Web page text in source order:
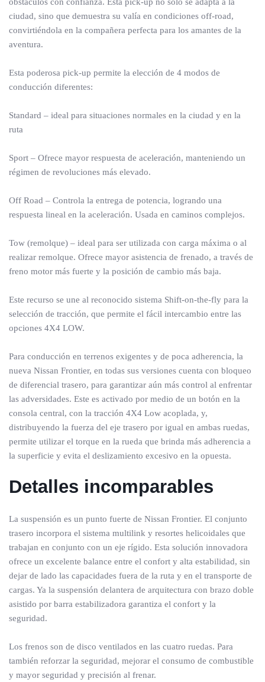
ciudad, sino que demuestra su valía en condiciones off-road,
convirtiéndola en la compañera perfecta para los amantes de la
aventura.
Esta poderosa pick-up permite la elección de 4 modos de
conducción diferentes:
Standard – ideal para situaciones normales en la ciudad y en la
ruta
Sport – Ofrece mayor respuesta de aceleración, manteniendo un
régimen de revoluciones más elevado.
Off Road – Controla la entrega de potencia, logrando una
respuesta lineal en la aceleración. Usada en caminos complejos.
Tow (remolque) – ideal para ser utilizada con carga máxima o al
realizar remolque. Ofrece mayor asistencia de frenado, a través de
freno motor más fuerte y la posición de cambio más baja.
Este recurso se une al reconocido sistema Shift-on-the-fly para la
selección de tracción, que permite el fácil intercambio entre las
opciones 4X4 LOW.
Para conducción en terrenos exigentes y de poca adherencia, la
nueva Nissan Frontier, en todas sus versiones cuenta con bloqueo
de diferencial trasero, para garantizar aún más control al enfrentar
las adversidades. Este es activado por medio de un botón en la
consola central, con la tracción 4X4 Low acoplada, y,
distribuyendo la fuerza del eje trasero por igual en ambas ruedas,
permite utilizar el torque en la rueda que brinda más adherencia a
la superficie y evita el deslizamiento excesivo en la opuesta.
Detalles incomparables
La suspensión es un punto fuerte de Nissan Frontier. El conjunto
trasero incorpora el sistema multilink y resortes helicoidales que
trabajan en conjunto con un eje rígido. Esta solución innovadora
ofrece un excelente balance entre el confort y alta estabilidad, sin
dejar de lado las capacidades fuera de la ruta y en el transporte de
cargas. Ya la suspensión delantera de arquitectura con brazo doble
asistido por barra estabilizadora garantiza el confort y la
seguridad.
Los frenos son de disco ventilados en las cuatro ruedas. Para
también reforzar la seguridad, mejorar el consumo de combustible
y mayor seguridad y precisión al frenar.